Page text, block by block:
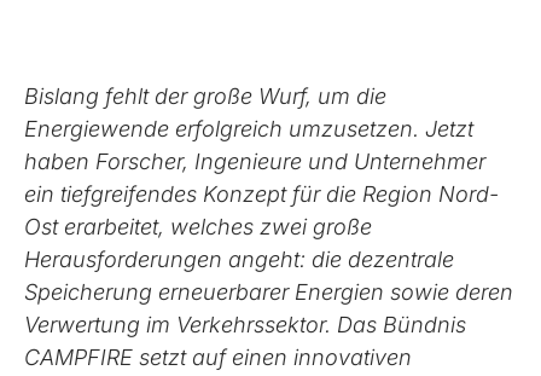
Bislang fehlt der große Wurf, um die
Energiewende erfolgreich umzusetzen. Jetzt
haben Forscher, Ingenieure und Unternehmer
ein tiefgreifendes Konzept für die Region Nord-
Ost erarbeitet, welches zwei große
Herausforderungen angeht: die dezentrale
Speicherung erneuerbarer Energien sowie deren
Verwertung im Verkehrssektor. Das Bündnis
CAMPFIRE setzt auf einen innovativen